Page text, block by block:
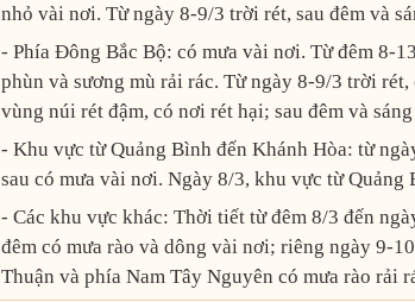
nhỏ vài nơi. Từ ngày 8-9/3 trời rét, sau đêm và
- Phía Đông Bắc Bộ: có mưa vài nơi. Từ đêm 8-
phùn và sương mù rải rác. Từ ngày 8-9/3 trời
vùng núi rét đậm, có nơi rét hại; sau đêm và
- Khu vực từ Quảng Bình đến Khánh Hòa: từ
sau có mưa vài nơi. Ngày 8/3, khu vực từ Quảng
- Các khu vực khác: Thời tiết từ đêm 8/3 đến
đêm có mưa rào và dông vài nơi; riêng ngày 9-
Thuận và phía Nam Tây Nguyên có mưa rào rải